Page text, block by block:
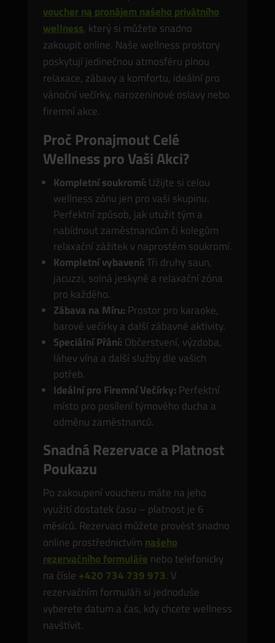
voucher na pronájem našeho privátního
wellness, který si můžete snadno
zakoupit online. Naše wellness prostory
poskytují jedinečnou atmosféru plnou
relaxace, zábavy a komfortu, ideální pro
vánoční večírky, narozeninové oslavy nebo
firemní akce.
Proč Pronajmout Celé
Wellness pro Vaši Akci?
Kompletní soukromí: Užijte si celou
wellness zónu jen pro vaši skupinu.
Perfektní způsob, jak utužit tým a
nabídnout zaměstnancům či kolegům
relaxační zážitek v naprostém soukromí.
Kompletní vybavení:Tři druhy saun,
jacuzzi, solná jeskyně a relaxační zóna
pro každého.
Zábava na Míru: Prostor pro karaoke,
barové večírky a další zábavné aktivity.
Speciální Přání: Občerstvení, výzdoba,
láhev vína a další služby dle vašich
potřeb.
Ideální pro Firemní Večírky: Perfektní
místo pro posílení týmového ducha a
odměnu zaměstnanců.
Snadná Rezervace a Platnost
Poukazu
Po zakoupení voucheru máte na jeho
využití dostatek času – platnost je 6
měsíců. Rezervaci můžete provést snadno
online prostřednictvím našeho
rezervačního formuláře nebo telefonicky
na čísle +420 734 739 973. V
rezervačním formuláři si jednoduše
vyberete datum a čas, kdy chcete wellness
navštívit.